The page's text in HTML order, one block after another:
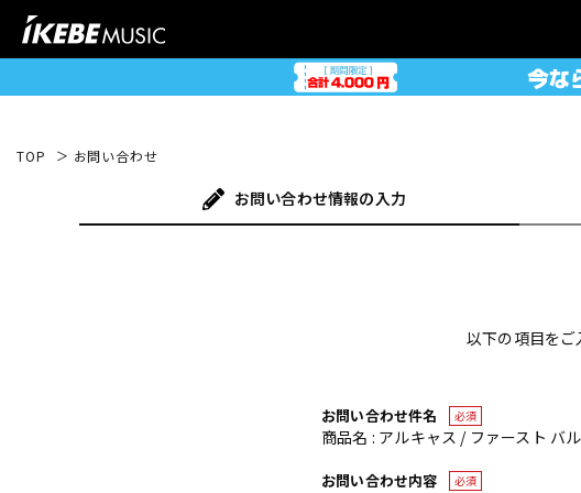
TOP お問い合わせ
お問い合わせ情報の入力
以下の項目をご
お問い合わせ件名 必須
商品名 : アルキャス / ファースト バ
お問い合わせ内容 必須